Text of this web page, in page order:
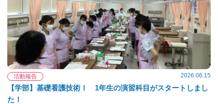
活動報告 2026.06.15
【学部】基礎看護技術Ⅰ 1年生の演習科目がスタートしまし
た！